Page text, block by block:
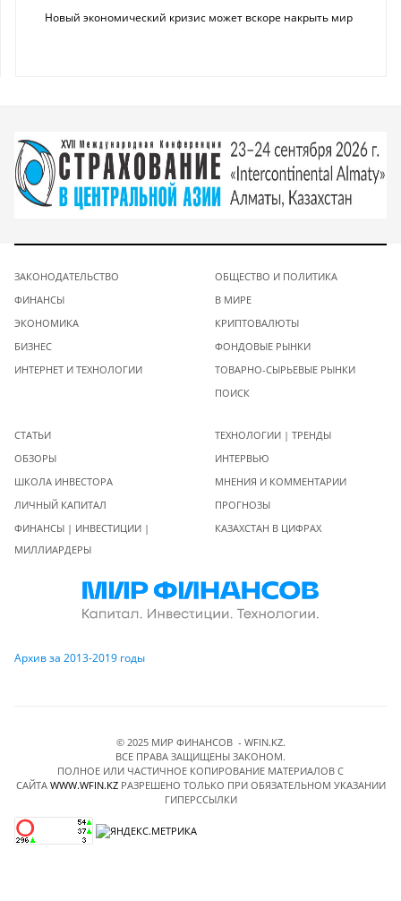
Новый экономический кризис может вскоре накрыть мир
ЗАКОНОДАТЕЛЬСТВО
ФИНАНСЫ
ЭКОНОМИКА
БИЗНЕС
ИНТЕРНЕТ И ТЕХНОЛОГИИ
ОБЩЕСТВО И ПОЛИТИКА
В МИРЕ
КРИПТОВАЛЮТЫ
ФОНДОВЫЕ РЫНКИ
ТОВАРНО-СЫРЬЕВЫЕ РЫНКИ
ПОИСК
СТАТЬИ
ОБЗОРЫ
ШКОЛА ИНВЕСТОРА
ЛИЧНЫЙ КАПИТАЛ
ФИНАНСЫ | ИНВЕСТИЦИИ |
МИЛЛИАРДЕРЫ
ТЕХНОЛОГИИ | ТРЕНДЫ
ИНТЕРВЬЮ
МНЕНИЯ И КОММЕНТАРИИ
ПРОГНОЗЫ
КАЗАХСТАН В ЦИФРАХ
Архив за 2013-2019 годы
© 2025 МИР ФИНАНСОВ - WFIN.KZ.
ВСЕ ПРАВА ЗАЩИЩЕНЫ ЗАКОНОМ.
ПОЛНОЕ ИЛИ ЧАСТИЧНОЕ КОПИРОВАНИЕ МАТЕРИАЛОВ C
САЙТА WWW.WFIN.KZРАЗРЕШЕНО ТОЛЬКО ПРИ ОБЯЗАТЕЛЬНОМ УКАЗАНИИ
ГИПЕРССЫЛКИ